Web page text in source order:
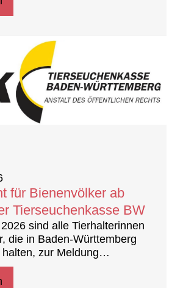
für Bienenvölker ab
Tierseuchenkasse BW
sind alle Tierhalterinnen
die in Baden-Württemberg
zur Meldung
von einer
in einem Imkerverein.